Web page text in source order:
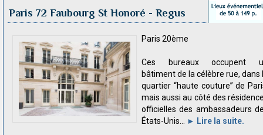
Paris 72 Faubourg St Honoré - Regus
Paris 20ème
Ces bureaux occupent
bâtiment de la célèbre rue, dans
quartier “haute couture” de
mais aussi au côté des
officielles des ambassadeurs
États-Unis...
► Lire la suite.